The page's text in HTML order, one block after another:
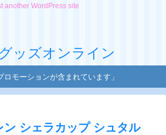
another WordPress site
ッズオンライン
ロモーションが含まれています」
ン シェラカップ シュタル